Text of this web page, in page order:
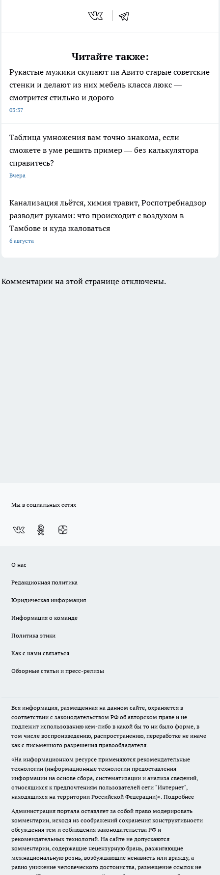
Читайте также:
Рукастые мужики скупают на Авито старые советские
стенки и делают из них мебель класса люкс —
смотрится стильно и дорого
03:37
Таблица умножения вам точно знакома, если
сможете в уме решить пример — без калькулятора
справитесь?
Вчера
Канализация льётся, химия травит, Роспотребнадзор
разводит руками: что происходит с воздухом в
Тамбове и куда жаловаться
6 августа
Комментарии на этой странице отключены.
Мы в социальных сетях
О нас
Редакционная политика
Юридическая информация
Информация о команде
Политика этики
Как с нами связаться
Обзорные статьи и пресс-релизы
Вся информация, размещенная на данном сайте, охраняется в
соответствии с законодательством РФ об авторском праве и не
подлежит использованию кем-либо в какой бы то ни было форме, в
том числе воспроизведению, распространению, переработке не иначе
как с письменного разрешения правообладателя.
«На информационном ресурсе применяются рекомендательные
технологии (информационные технологии предоставления
информации на основе сбора, систематизации и анализа сведений,
относящихся к предпочтениям пользователей сети "Интернет",
находящихся на территории Российской Федерации)». Подробнее
Администрация портала оставляет за собой право модерировать
комментарии, исходя из соображений сохранения конструктивности
обсуждения тем и соблюдения законодательства РФ и
рекомендательных технологий. На сайте не допускаются
комментарии, содержащие нецензурную брань, разжигающие
межнациональную рознь, возбуждающие ненависть или вражду, а
равно унижение человеческого достоинства, размещение ссылок не